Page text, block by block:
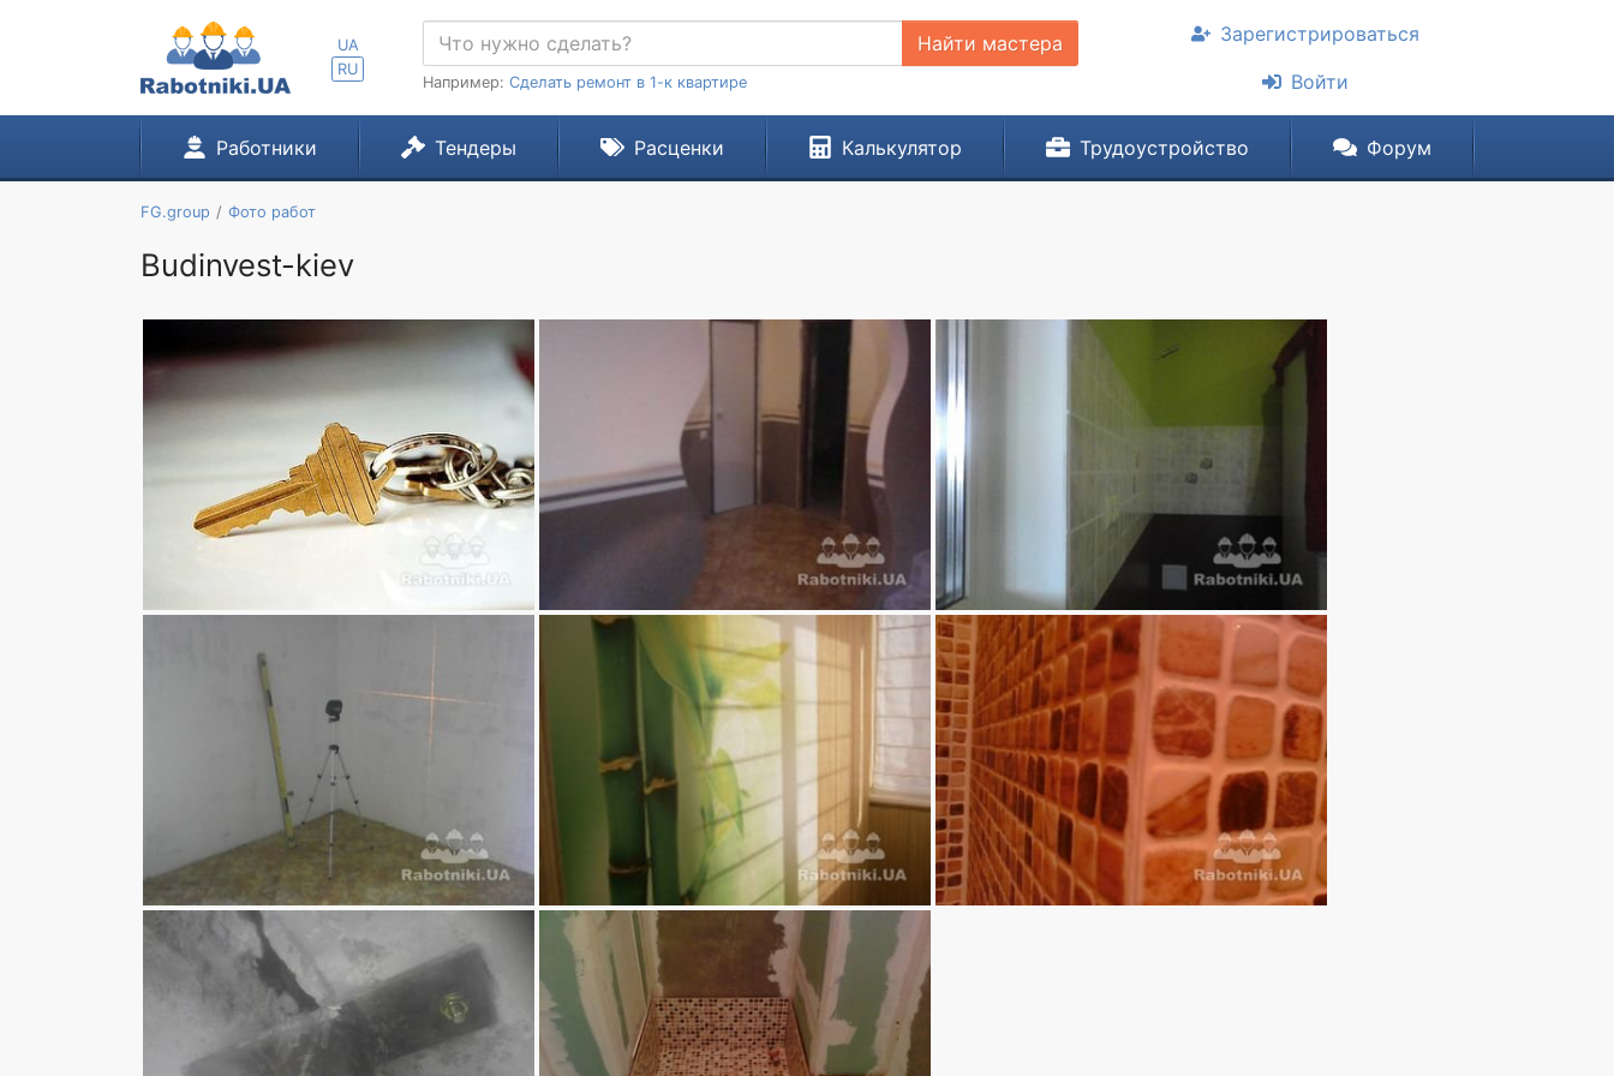
UA
RU
Найти мастера
Например: Сделать ремонт в 1-к квартире
Зарегистрироваться
Войти
Работники Тендеры Расценки Калькулятор Трудоустройство Форум
FG.group Фото работ
Budinvest-kiev